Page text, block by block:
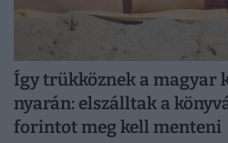
Így trükköznek a magyar
nyarán: elszálltak a
forintot meg kell menteni